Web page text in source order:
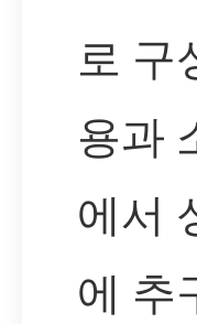
로 구
용과
에서
에 추